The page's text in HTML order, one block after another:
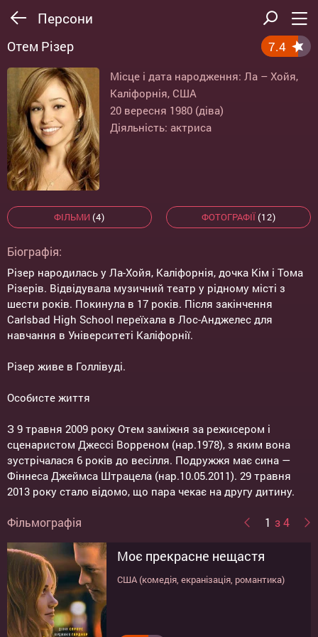
Персони
Отем Різер 7.4
Місце і дата народження: Ла – Хойя,
Каліфорнія, США
20 вересня 1980 (діва)
Діяльність: актриса
ФІЛЬМИ (4) ФОТОГРАФІЇ(12)
Біографія:
Різер народилась у Ла-Хойя, Каліфорнія, дочка Кім і Тома
Різерів. Відвідувала музичний театр у рідному місті з
шести років. Покинула в 17 років. Після закінчення
Carlsbad High School переїхала в Лос-Анджелес для
навчання в Університеті Каліфорнії.
Різер живе в Голлівуді.
Особисте життя
З 9 травня 2009 року Отем заміжня за режисером і
сценаристом Джессі Ворреном (нар.1978), з яким вона
зустрічалася 6 років до весілля. Подружжя має сина —
Фіннеса Джеймса Штрацела (нар.10.05.2011). 29 травня
2013 року стало відомо, що пара чекає на другу дитину.
Фільмографія 1 з 4
Моє прекрасне нещастя
США (комедія, екранізація, романтика)
Саллі
США (драма)
Агент під прикриттям
США (комедія, бойовик)
Пропащие ребята 2: Племя
США (трилер, комедія, жахи)